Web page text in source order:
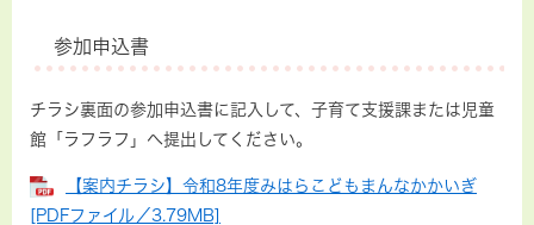
参加申込書
チラシ裏面の参加申込書に記入して、子育て支援課または児童
館「ラフラフ」へ提出してください。
【案内チラシ】令和8年度みはらこどもまんなかかいぎ
[PDFファイル／3.79MB]